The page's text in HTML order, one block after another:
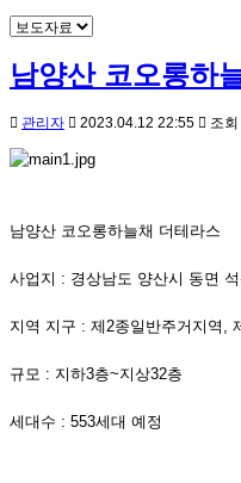
남양산 코오롱하
관리자 2023.04.12 22:55 조
남양산 코오롱하늘채 더테라스
사업지 : 경상남도 양산시 동면
지역 지구 : 제2종일반주거지역,
규모 : 지하3층~지상32층
세대수 : 553세대 예정